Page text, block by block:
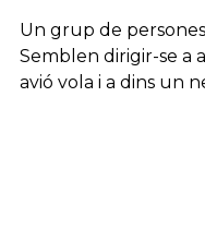
Un grup de
Semblen dirigir-se a
avió vola i a dins un